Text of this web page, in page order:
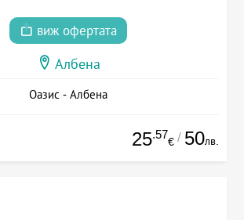
виж офертата
Албена
Оазис - Албена
25.57
€ / 50лв.